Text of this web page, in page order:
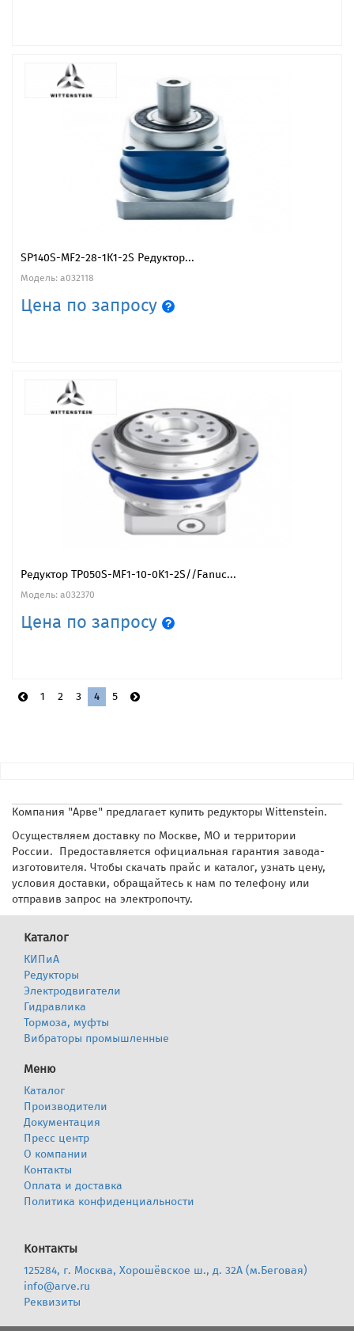
SP140S-MF2-28-1К1-2S Редуктор...
Модель: a032118
Цена по запросу
Редуктор TP050S-MF1-10-0K1-2S//Fanuc...
Модель: a032370
Цена по запросу
1 2 3 4 5
Компания "Арве" предлагает купить редукторы Wittenstein.
Осуществляем доставку по Москве, МО и территории
России. Предоставляется официальная гарантия завода-
изготовителя. Чтобы скачать прайс и каталог, узнать цену,
условия доставки, обращайтесь к нам по телефону или
отправив запрос на электропочту.
Каталог
КИПиА
Редукторы
Электродвигатели
Гидравлика
Тормоза, муфты
Вибраторы промышленные
Меню
Каталог
Производители
Документация
Пресс центр
О компании
Контакты
Оплата и доставка
Политика конфиденциальности
Контакты
125284, г. Москва, Хорошёвское ш., д. 32А (м.Беговая)
info@arve.ru
Реквизиты